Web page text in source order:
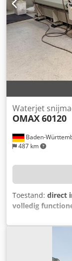
op het het
per SMS via de
voor de iMSNC
noodstop 17.
voor 4.000 mm
een
waterchemie WI
Basic" voor
Baden-
487 km
Waterjet
OMAX60120
Toestand: direct
volledig
technische
verkoper kan
TECHNISCHE
Werkbereik Y-